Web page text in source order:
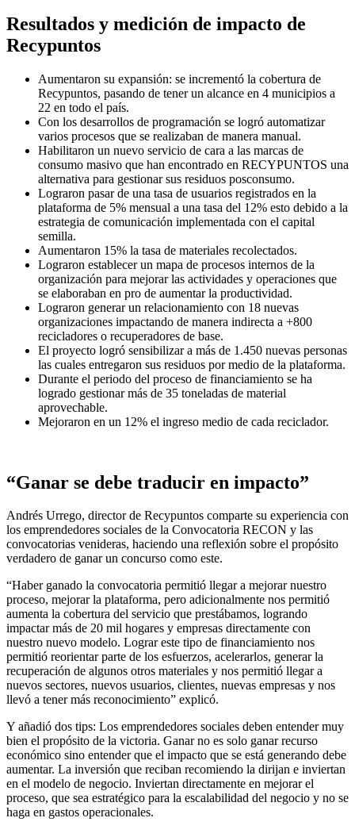
Resultados y medición de impacto de
Recypuntos
Aumentaron su expansión: se incrementó la cobertura de
Recypuntos, pasando de tener un alcance en 4 municipios a
22 en todo el país.
Con los desarrollos de programación se logró automatizar
varios procesos que se realizaban de manera manual.
Habilitaron un nuevo servicio de cara a las marcas de
consumo masivo que han encontrado en RECYPUNTOS una
alternativa para gestionar sus residuos posconsumo.
Lograron pasar de una tasa de usuarios registrados en la
plataforma de 5% mensual a una tasa del 12% esto debido a la
estrategia de comunicación implementada con el capital
semilla.
Aumentaron 15% la tasa de materiales recolectados.
Lograron establecer un mapa de procesos internos de la
organización para mejorar las actividades y operaciones que
se elaboraban en pro de aumentar la productividad.
Lograron generar un relacionamiento con 18 nuevas
organizaciones impactando de manera indirecta a +800
recicladores o recuperadores de base.
El proyecto logró sensibilizar a más de 1.450 nuevas personas
las cuales entregaron sus residuos por medio de la plataforma.
Durante el periodo del proceso de financiamiento se ha
logrado gestionar más de 35 toneladas de material
aprovechable.
Mejoraron en un 12% el ingreso medio de cada reciclador.
“Ganar se debe traducir en impacto”
Andrés Urrego, director de Recypuntos comparte su experiencia con
los emprendedores sociales de la Convocatoria RECON y las
convocatorias venideras, haciendo una reflexión sobre el propósito
verdadero de ganar un concurso como este.
“Haber ganado la convocatoria permitió llegar a mejorar nuestro
proceso, mejorar la plataforma, pero adicionalmente nos permitió
aumenta la cobertura del servicio que prestábamos, logrando
impactar más de 20 mil hogares y empresas directamente con
nuestro nuevo modelo. Lograr este tipo de financiamiento nos
permitió reorientar parte de los esfuerzos, acelerarlos, generar la
recuperación de algunos otros materiales y nos permitió llegar a
nuevos sectores, nuevos usuarios, clientes, nuevas empresas y nos
llevó a tener más reconocimiento” explicó.
Y añadió dos tips: Los emprendedores sociales deben entender muy
bien el propósito de la victoria. Ganar no es solo ganar recurso
económico sino entender que el impacto que se está generando debe
aumentar. La inversión que reciban recomiendo la dirijan e inviertan
en el modelo de negocio. Inviertan directamente en mejorar el
proceso, que sea estratégico para la escalabilidad del negocio y no se
haga en gastos operacionales.